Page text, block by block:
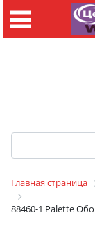
Главная страница
88460-1 Palette